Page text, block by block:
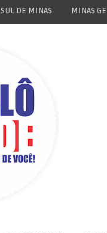
SUL DE MINAS MINAS